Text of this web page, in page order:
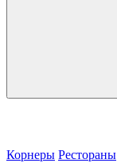
Корнеры Рестораны